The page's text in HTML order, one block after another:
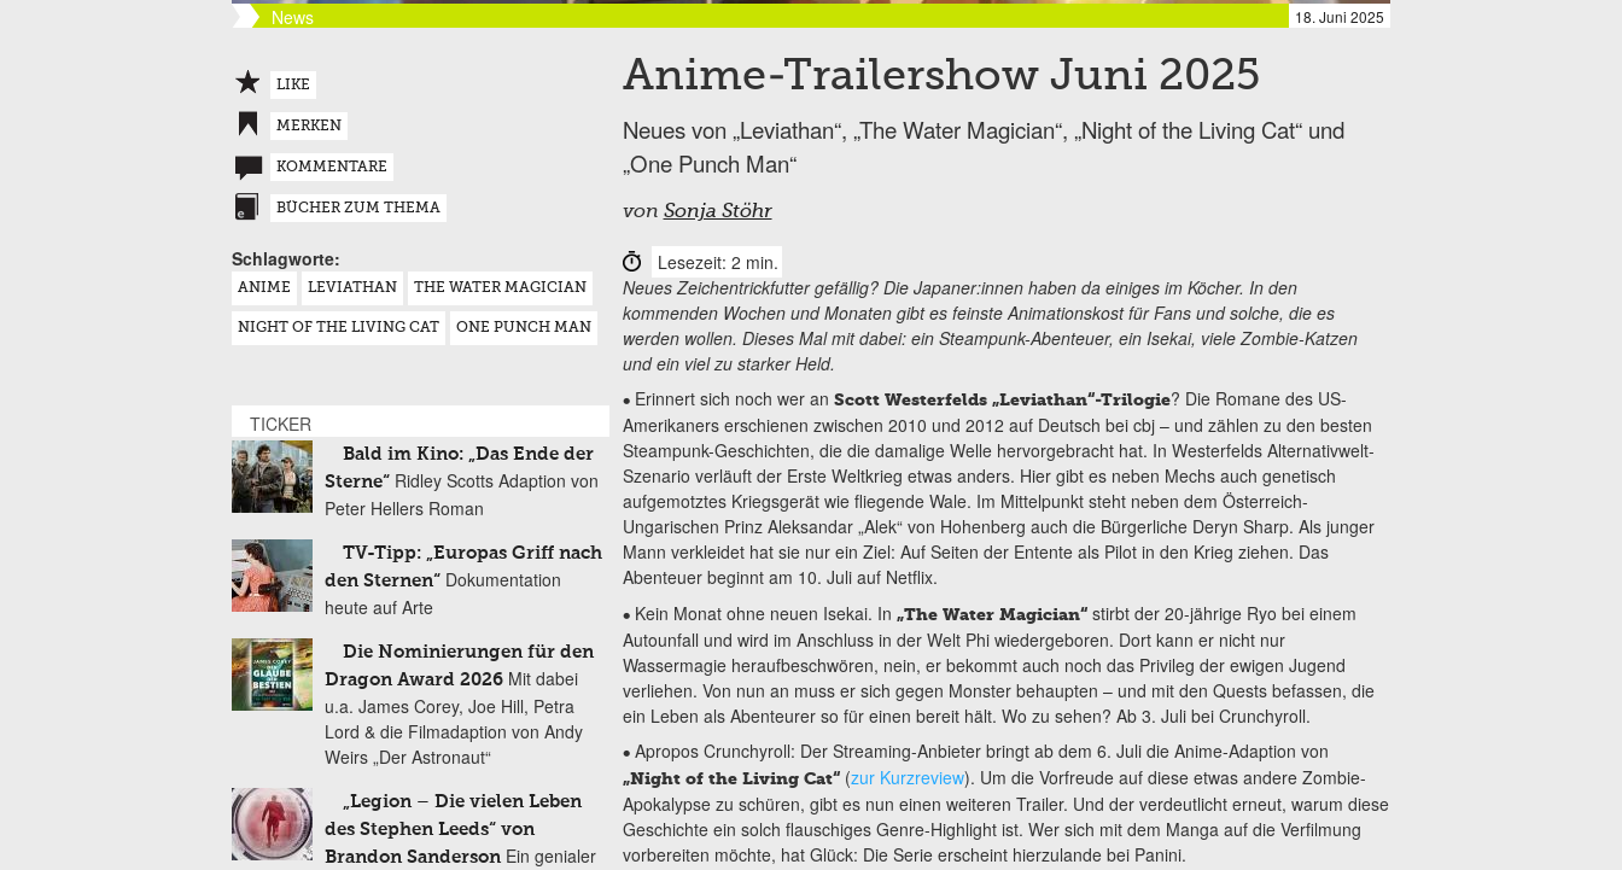
News 18. Juni 2025
Anime-Trailershow Juni 2025
Neues von „Leviathan“, „The Water Magician“, „Night of the Living Cat“ und
„One Punch Man“
von Sonja Stöhr
Lesezeit: 2 min.
Neues Zeichentrickfutter gefällig? Die Japaner:innen haben da einiges im Köcher. In den
kommenden Wochen und Monaten gibt es feinste Animationskost für Fans und solche, die es
werden wollen. Dieses Mal mit dabei: ein Steampunk-Abenteuer, ein Isekai, viele Zombie-Katzen
und ein viel zu starker Held.
• Erinnert sich noch wer an Scott Westerfelds „Leviathan“-Trilogie? Die Romane des US-
Amerikaners erschienen zwischen 2010 und 2012 auf Deutsch bei cbj – und zählen zu den besten
Steampunk-Geschichten, die die damalige Welle hervorgebracht hat. In Westerfelds Alternativwelt-
Szenario verläuft der Erste Weltkrieg etwas anders. Hier gibt es neben Mechs auch genetisch
aufgemotztes Kriegsgerät wie fliegende Wale. Im Mittelpunkt steht neben dem Österreich-
Ungarischen Prinz Aleksandar „Alek“ von Hohenberg auch die Bürgerliche Deryn Sharp. Als junger
Mann verkleidet hat sie nur ein Ziel: Auf Seiten der Entente als Pilot in den Krieg ziehen. Das
Abenteuer beginnt am 10. Juli auf Netflix.
• Kein Monat ohne neuen Isekai. In „The Water Magician“stirbt der 20-jährige Ryo bei einem
Autounfall und wird im Anschluss in der Welt Phi wiedergeboren. Dort kann er nicht nur
Wassermagie heraufbeschwören, nein, er bekommt auch noch das Privileg der ewigen Jugend
verliehen. Von nun an muss er sich gegen Monster behaupten – und mit den Quests befassen, die
ein Leben als Abenteurer so für einen bereit hält. Wo zu sehen? Ab 3. Juli bei Crunchyroll.
• Apropos Crunchyroll: Der Streaming-Anbieter bringt ab dem 6. Juli die Anime-Adaption von
„Night of the Living Cat“(zur Kurzreview). Um die Vorfreude auf diese etwas andere Zombie-
Apokalypse zu schüren, gibt es nun einen weiteren Trailer. Und der verdeutlicht erneut, warum diese
Geschichte ein solch flauschiges Genre-Highlight ist. Wer sich mit dem Manga auf die Verfilmung
vorbereiten möchte, hat Glück: Die Serie erscheint hierzulande bei Panini.
LIKE
MERKEN
KOMMENTARE
BÜCHER ZUM THEMA
Schlagworte:
ANIME LEVIATHAN THE WATER MAGICIAN
NIGHT OF THE LIVING CAT ONE PUNCH MAN
TICKER
Bald im Kino: „Das Ende der
Sterne“ Ridley Scotts Adaption von
Peter Hellers Roman
TV-Tipp: „Europas Griff nach
den Sternen“ Dokumentation
heute auf Arte
Die Nominierungen für den
Dragon Award 2026 Mit dabei
u.a. James Corey, Joe Hill, Petra
Lord & die Filmadaption von Andy
Weirs „Der Astronaut“
„Legion – Die vielen Leben
des Stephen Leeds“ von
Brandon Sanderson Ein genialer